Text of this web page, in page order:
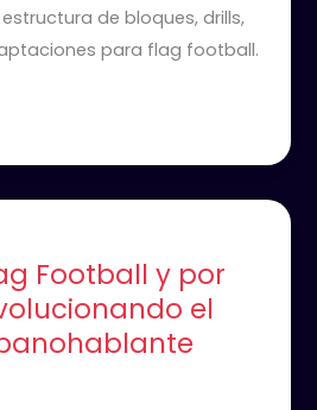
de bloques, drills,
para flag football.
Football y por
el